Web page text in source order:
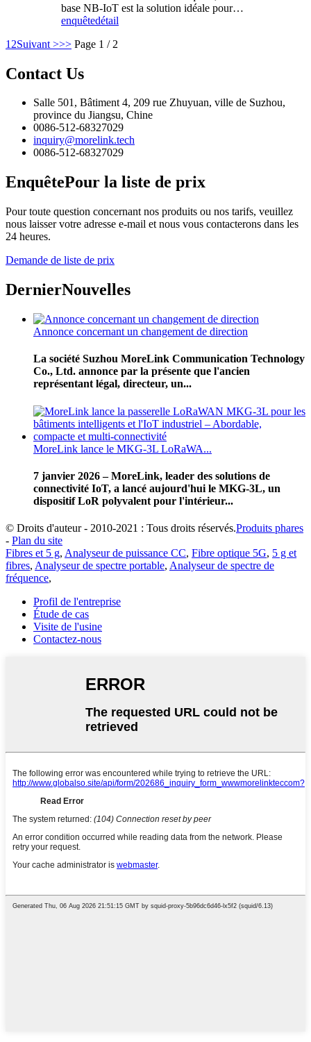
base NB-IoT est la solution idéale pour…
enquêtedétail
1 2Suivant >>> Page 1 / 2
Contact Us
Salle 501, Bâtiment 4, 209 rue Zhuyuan, ville de Suzhou,
province du Jiangsu, Chine
0086-512-68327029
inquiry@morelink.tech
0086-512-68327029
EnquêtePour la liste de prix
Pour toute question concernant nos produits ou nos tarifs, veuillez
nous laisser votre adresse e-mail et nous vous contacterons dans les
24 heures.
Demande de liste de prix
DernierNouvelles
Annonce concernant un changement de direction
La société Suzhou MoreLink Communication Technology
Co., Ltd. annonce par la présente que l'ancien
représentant légal, directeur, un...
MoreLink lance le MKG-3L LoRaWA...
7 janvier 2026 – MoreLink, leader des solutions de
connectivité IoT, a lancé aujourd'hui le MKG-3L, un
dispositif LoR polyvalent pour l'intérieur...
© Droits d'auteur - 2010-2021 : Tous droits réservés.Produits phares
- Plan du site
Fibres et 5 g, Analyseur de puissance CC, Fibre optique 5G, 5 g et
fibres, Analyseur de spectre portable, Analyseur de spectre de
fréquence,
Profil de l'entreprise
Étude de cas
Visite de l'usine
Contactez-nous